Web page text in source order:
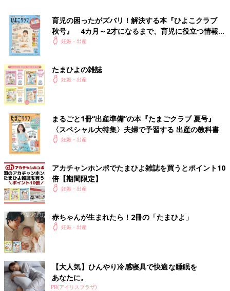
目安：1足
足の冷えが気になる季節の外出時にあると◎。
＜スタイ（よだれかけ）＞
目安：1 枚
よだれや吐きもどしでのウエアの汚れを防ぐ。
＜おくるみ＞
目安：1 枚
抱っこしやすくなるほか、外出時の防寒や日よけに。
●赤ちゃんの肌に触れるものが気になる人は…
＜ベビー用衣類洗剤＞
目安：1 個
＜ベビー用衣類柔軟剤＞
育児の困ったがズバリ！解決する本『ひよこクラブ
秋号』 4カ月～2才になるまで、育児に役立つ情報が
いっぱい！
妊娠・出産
たまひよの雑誌
妊娠・出産
まるごと1冊“出産準備”の本『たまごクラブ 夏号』
〈スペシャル大特集〉夫婦で予習する 出産の教科書
妊娠・出産
アカチャンホンポでたまひよ雑誌を買うとポイント10
倍【期間限定】
妊娠・出産
赤ちゃんが生まれたら！2冊の「たまひよ」
妊娠・出産
【大人気】ひんやり冷感寝具で快適な睡眠を
あなたに。
PR(アイリスプラザ)